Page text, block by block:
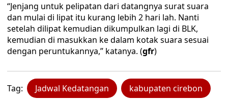
“Jenjang untuk pelipatan dari datangnya surat suara
dan mulai di lipat itu kurang lebih 2 hari lah. Nanti
setelah dilipat kemudian dikumpulkan lagi di BLK,
kemudian di masukkan ke dalam kotak suara sesuai
dengan peruntukannya,” katanya. (gfr)
Tag: Jadwal Kedatangan kabupaten cirebon